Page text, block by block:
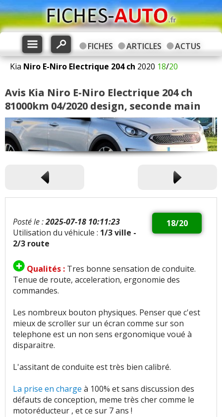
FICHES ARTICLES
ACTUS
Kia Niro E-Niro Electrique 204 ch 2020 18/20
Avis Kia Niro E-Niro Electrique 204 ch
81000km 04/2020 design, seconde main
18/20
Posté le :2025-07-18 10:11:23
Utilisation du véhicule : 1/3 ville -
2/3 route
Qualités : Tres bonne sensation de conduite.
Tenue de route, acceleration, ergonomie des
commandes.
Les nombreux bouton physiques. Penser que c'est
mieux de scroller sur un écran comme sur son
telephone est un non sens ergonomique voué à
disparaitre.
L'assitant de conduite est très bien calibré.
La prise en charge à 100% et sans discussion des
défauts de conception, meme très cher comme le
motoréducteur , et ce sur 7 ans !